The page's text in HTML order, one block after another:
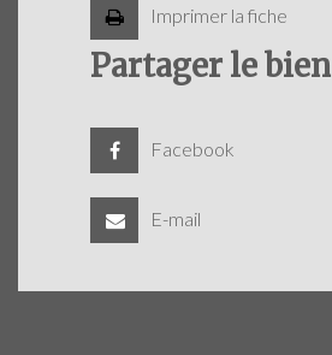
Imprimer la fiche
Partager le bien
Facebook
E-mail